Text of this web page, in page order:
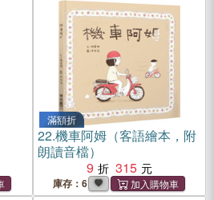
滿額折
22.機車阿姆（客語繪本，附
朗讀音檔）
9
315
庫存：6